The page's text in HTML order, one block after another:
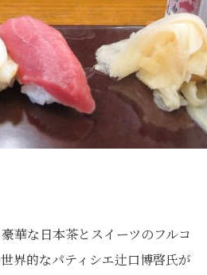
華な日本茶とスイーツのフルコ
界的なパティシエ辻口博啓氏が